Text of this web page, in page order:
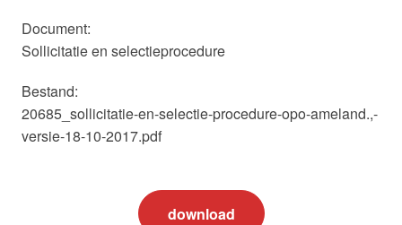
Document:
Sollicitatie en selectieprocedure
Bestand:
20685_sollicitatie-en-selectie-procedure-opo-ameland.,-
versie-18-10-2017.pdf
download